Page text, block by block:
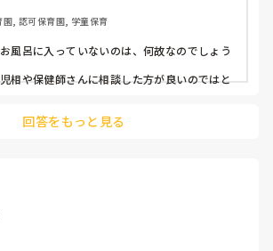
園, 認可保育園, 学童保育
風呂に入っていないのは、何故なのでしょう
相や保健師さんに相談した方が良いのではと
トのお子さんがやはり髪がベタベタで臭いも
回答をもっと見る